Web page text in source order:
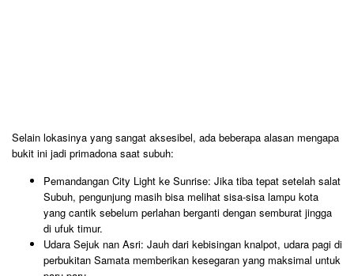
​Selain lokasinya yang sangat aksesibel, ada beberapa alasan mengapa
bukit ini jadi primadona saat subuh:
​Pemandangan City Light ke Sunrise: Jika tiba tepat setelah salat
Subuh, pengunjung masih bisa melihat sisa-sisa lampu kota
yang cantik sebelum perlahan berganti dengan semburat jingga
di ufuk timur.
​Udara Sejuk nan Asri: Jauh dari kebisingan knalpot, udara pagi di
perbukitan Samata memberikan kesegaran yang maksimal untuk